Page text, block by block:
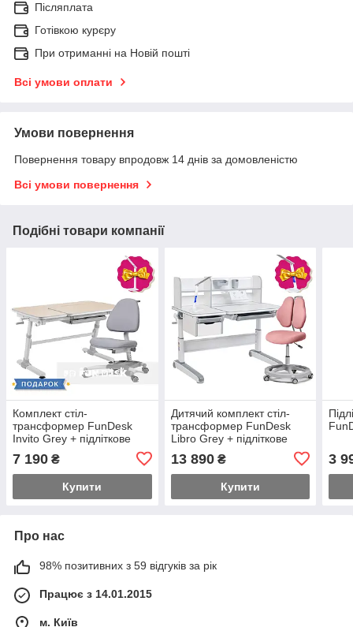
Післяплата
Готівкою курєру
При отриманні на Новій пошті
Всі умови оплати
Умови повернення
Повернення товару впродовж 14 днів за домовленістю
Всі умови повернення
Подібні товари компанії
Комплект стіл-
трансформер FunDesk
Invito Grey + підліткове
крісло для дому FunDesk
Ottimo Grey
7 190 ₴
Купити
Дитячий комплект стіл-
трансформер FunDesk
Libro Grey + підліткове
крісло для дому Pratico II
Pink
13 890₴
Купити
3
Про нас
98% позитивних з 59 відгуків за рік
Працює з 14.01.2015
м. Київ